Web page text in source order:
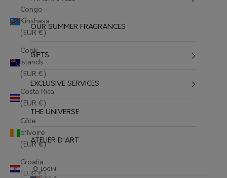
Congo -
Kinshasa
(EUR €)
Cook
Islands
(EUR €)
Costa Rica
(EUR €)
Côte
d’Ivoire
(EUR €)
Croatia
(EUR €)
OUR SUMMER FRAGRANCES
GIFTS
EXCLUSIVE SERVICES
THE UNIVERSE
ATELIER D'ART
LOGIN